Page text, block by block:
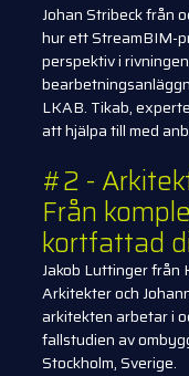
Johan Stribeck från
hur ett StreamBIM-
perspektiv i
LKAB. Tikab,
att hjälpa till med
#2 -
Från
kortfattad
Jakob Luttinger från
Arkitekter och
arkitekten arbetar i
fallstudien av
Stockholm, Sverige.